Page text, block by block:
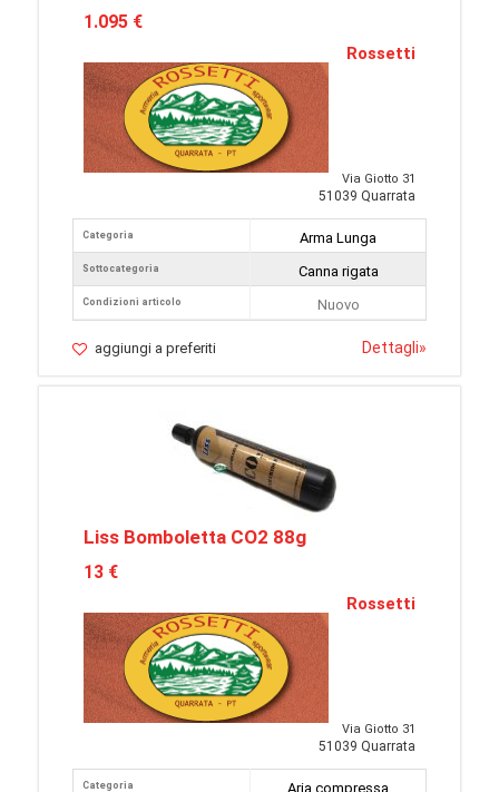
1.095 €
Rossetti
Via Giotto 31
51039 Quarrata
Categoria
Sottocategoria
Condizioni articolo
Arma Lunga
Canna rigata
Nuovo
aggiungi a preferiti Dettagli»
Liss Bomboletta CO2 88g
13 €
Rossetti
Via Giotto 31
51039 Quarrata
Categoria Aria compressa